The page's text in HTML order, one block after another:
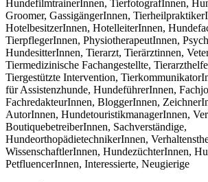
HundefilmtrainerInnen, TierfotografInnen,
Groomer, GassigängerInnen,
HotelbesitzerInnen, HotelleiterInnen,
TierpflegerInnen, PhysiotherapeutInnen,
HundesitterInnen, Tierarzt, Tierärztinnen,
Tiermedizinische Fachangestellte,
Tiergestützte Intervention,
für Assistenzhunde, HundeführerInnen,
FachredakteurInnen, BloggerInnen,
AutorInnen, HundetouristikmanagerInnen,
BoutiquebetreiberInnen, Sachverständige,
HundeorthopädietechnikerInnen,
WissenschaftlerInnen, HundezüchterInnen,
PetfluencerInnen, Interessierte, Neugierige